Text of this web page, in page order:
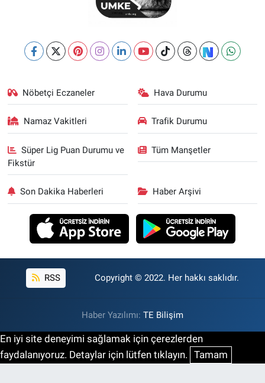
Nöbetçi Eczaneler Hava Durumu
Namaz Vakitleri Trafik Durumu
Süper Lig Puan Durumu ve
Fikstür
Tüm Manşetler
Son Dakika Haberleri Haber Arşivi
RSS Copyright © 2022. Her hakkı saklıdır.
Haber Yazılımı: TE Bilişim
En iyi site deneyimi sağlamak için çerezlerden
faydalanıyoruz. Detaylar için lütfen tıklayın. Tamam